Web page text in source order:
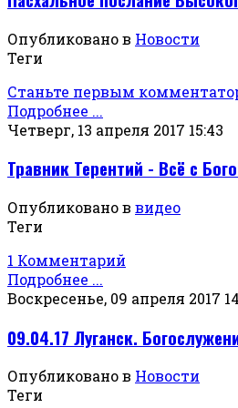
Опубликовано в Новости
Теги
Станьте первым
Подробнее ...
Четверг, 13 апреля 2017 15:43
Травник Терентий - Всё с
Опубликовано в видео
Теги
1 Комментарий
Подробнее ...
Воскресенье, 09 апреля 2017
09.04.17 Луганск.
Опубликовано в Новости
Теги